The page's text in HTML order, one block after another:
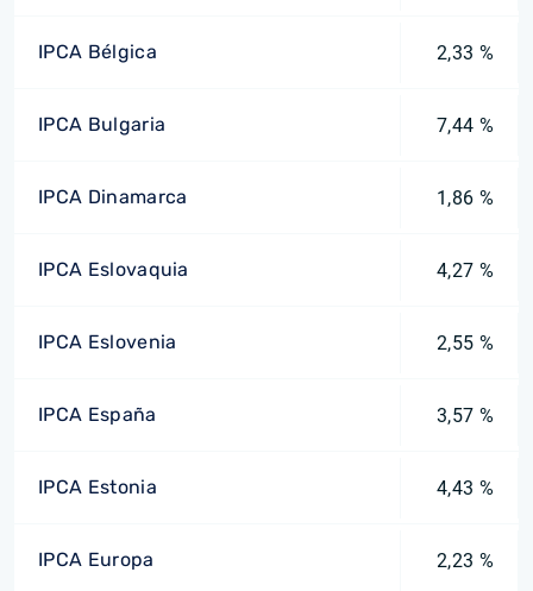
IPCA Bélgica 2,33 %
IPCA Bulgaria 7,44 %
IPCA Dinamarca 1,86 %
IPCA Eslovaquia 4,27 %
IPCA Eslovenia 2,55 %
IPCA España 3,57 %
IPCA Estonia 4,43 %
IPCA Europa 2,23 %